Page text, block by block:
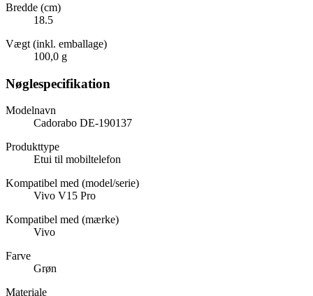
Bredde (cm)
18.5
Vægt (inkl. emballage)
100,0 g
Nøglespecifikation
Modelnavn
Cadorabo DE-190137
Produkttype
Etui til mobiltelefon
Kompatibel med (model/serie)
Vivo V15 Pro
Kompatibel med (mærke)
Vivo
Farve
Grøn
Materiale